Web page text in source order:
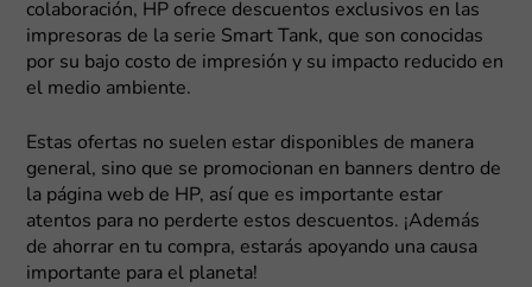
colaboración, HP ofrece descuentos exclusivos en las
impresoras de la serie Smart Tank, que son conocidas
por su bajo costo de impresión y su impacto reducido en
el medio ambiente.
Estas ofertas no suelen estar disponibles de manera
general, sino que se promocionan en banners dentro de
la página web de HP, así que es importante estar
atentos para no perderte estos descuentos. ¡Además
de ahorrar en tu compra, estarás apoyando una causa
importante para el planeta!